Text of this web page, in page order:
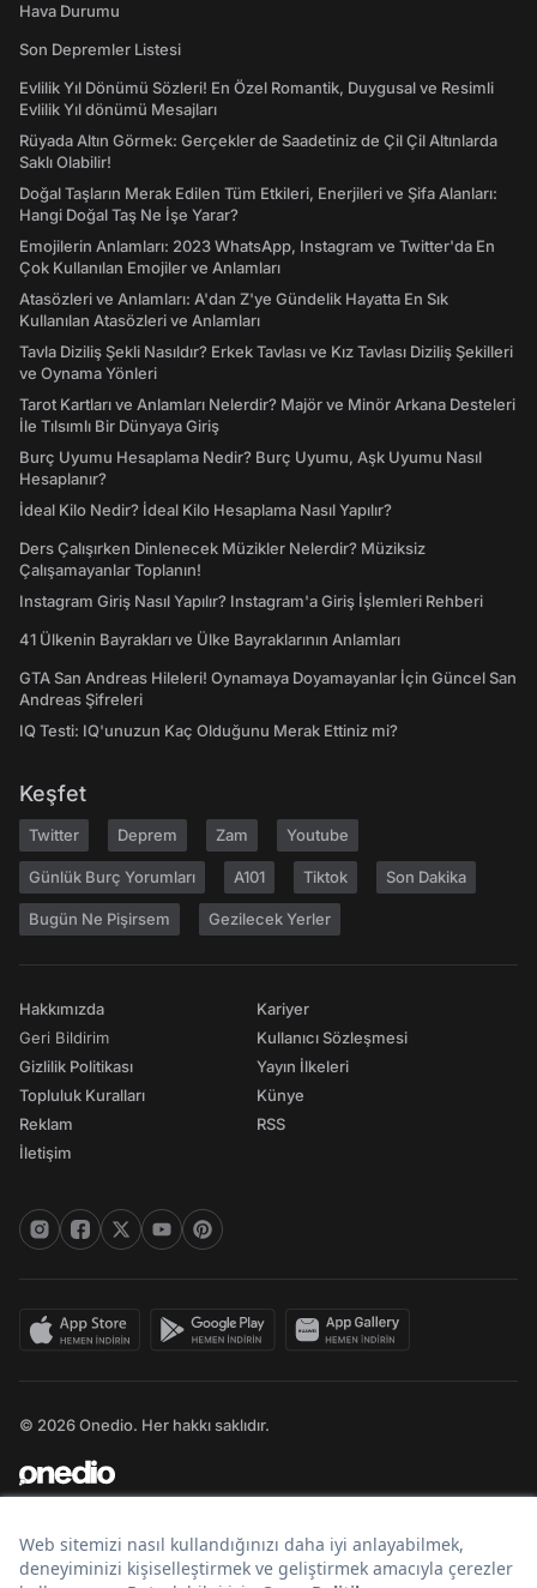
Hava Durumu
Son Depremler Listesi
Evlilik Yıl Dönümü Sözleri! En Özel Romantik, Duygusal ve Resimli
Evlilik Yıl dönümü Mesajları
Rüyada Altın Görmek: Gerçekler de Saadetiniz de Çil Çil Altınlarda
Saklı Olabilir!
Doğal Taşların Merak Edilen Tüm Etkileri, Enerjileri ve Şifa Alanları:
Hangi Doğal Taş Ne İşe Yarar?
Emojilerin Anlamları: 2023 WhatsApp, Instagram ve Twitter'da En
Çok Kullanılan Emojiler ve Anlamları
Atasözleri ve Anlamları: A'dan Z'ye Gündelik Hayatta En Sık
Kullanılan Atasözleri ve Anlamları
Tavla Diziliş Şekli Nasıldır? Erkek Tavlası ve Kız Tavlası Diziliş Şekilleri
ve Oynama Yönleri
Tarot Kartları ve Anlamları Nelerdir? Majör ve Minör Arkana Desteleri
İle Tılsımlı Bir Dünyaya Giriş
Burç Uyumu Hesaplama Nedir? Burç Uyumu, Aşk Uyumu Nasıl
Hesaplanır?
İdeal Kilo Nedir? İdeal Kilo Hesaplama Nasıl Yapılır?
Ders Çalışırken Dinlenecek Müzikler Nelerdir? Müziksiz
Çalışamayanlar Toplanın!
Instagram Giriş Nasıl Yapılır? Instagram'a Giriş İşlemleri Rehberi
41 Ülkenin Bayrakları ve Ülke Bayraklarının Anlamları
GTA San Andreas Hileleri! Oynamaya Doyamayanlar İçin Güncel San
Andreas Şifreleri
IQ Testi: IQ'unuzun Kaç Olduğunu Merak Ettiniz mi?
Keşfet
Twitter Deprem Zam Youtube
Günlük Burç Yorumları A101 Tiktok Son Dakika
Bugün Ne Pişirsem Gezilecek Yerler
Hakkımızda
Geri Bildirim
Gizlilik Politikası
Topluluk Kuralları
Reklam
İletişim
Kariyer
Kullanıcı Sözleşmesi
Yayın İlkeleri
Künye
RSS
© 2026 Onedio. Her hakkı saklıdır.
Bir markasıdır.